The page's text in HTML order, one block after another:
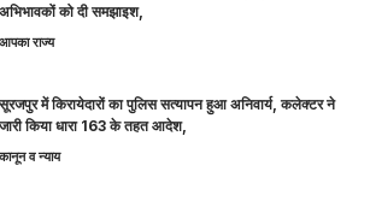
अभिभावकों को दी समझाइश,
आपका राज्य
सूरजपुर में किरायेदारों का पुलिस सत्यापन हुआ अनिवार्य, कलेक्टर ने
जारी किया धारा 163 के तहत आदेश,
कानून व न्याय